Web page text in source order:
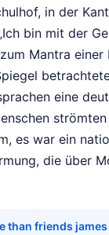
in der
bin mit der
Mantra
eine
es war ein
die über
than friends